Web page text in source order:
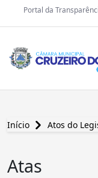
Portal da
Início Atos do
Atas